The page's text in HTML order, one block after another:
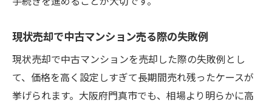
現状売却で中古マンション売る際の失敗例
現状売却で中古マンションを売却した際の失敗例とし
て、価格を高く設定しすぎて長期間売れ残ったケースが
挙げられます。大阪府門真市でも、相場より明らかに高